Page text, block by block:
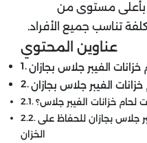
بأعلى مستوى من
تناسب جميع الأفراد.
عناوين المحتوي
خزانات الفيبر جلاس بجازان
الفيبر جلاس بجازان
لحام خزانات الفيبر جلاس؟
جلاس بجازان للحفاظ على
الخزان